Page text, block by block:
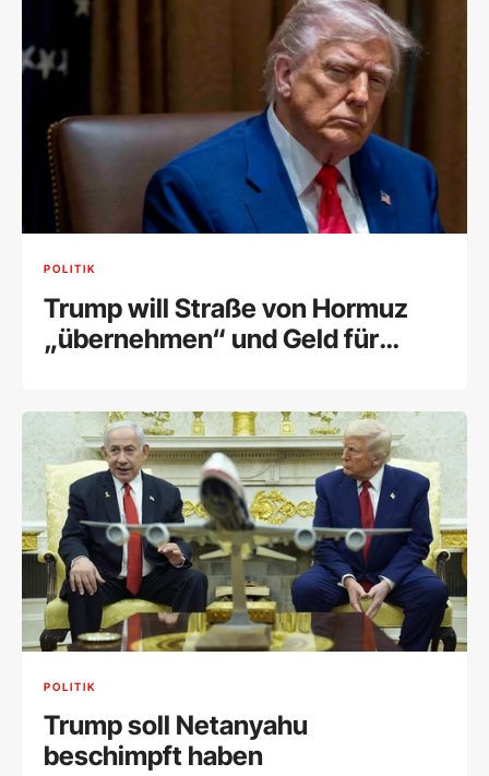
POLITIK
Trump will Straße von Hormuz
„übernehmen“ und Geld für
POLITIK
Trump soll Netanyahu
beschimpft haben